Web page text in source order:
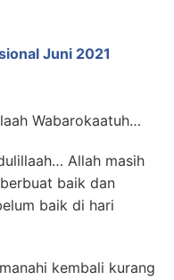
Juni 2021
Wabarokaatuh…
Allah masih
baik dan
baik di hari
kembali kurang